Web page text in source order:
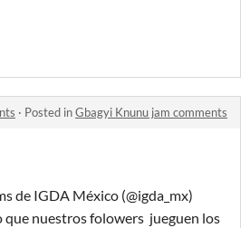
· Posted inGbagyi Knunu jam comments
de IGDA México (@igda_mx)
nuestros folowers jueguen los